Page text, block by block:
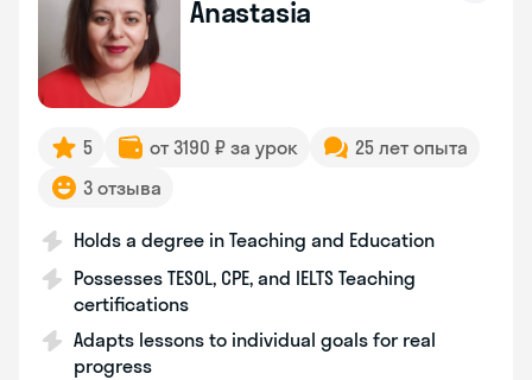
Anastasia
5 от 3190 ₽ за урок
25 лет опыта
3 отзыва
Holds a degree in Teaching and Education
Possesses TESOL, CPE, and IELTS Teaching
certifications
Adapts lessons to individual goals for real
progress